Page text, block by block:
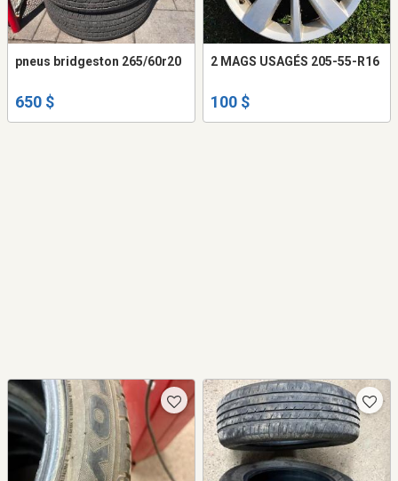
pneus bridgeston 265/60r20
650 $
2 MAGS USAGÉS 205-55-R16
100 $